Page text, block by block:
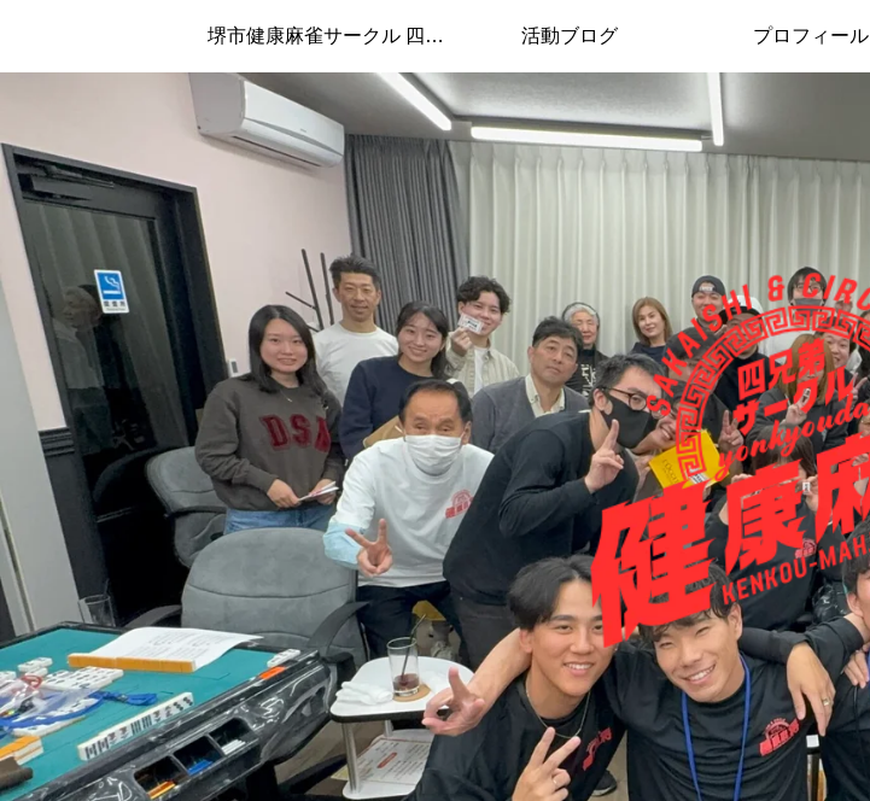
堺市健康麻雀サークル 四兄弟について 活動ブログ プロフィール